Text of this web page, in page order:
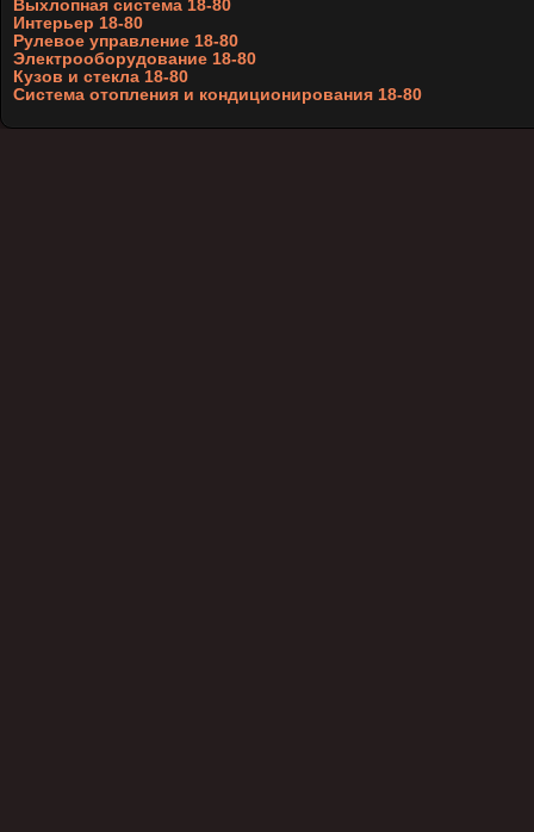
Выхлопная система 18-80
Интерьер 18-80
Рулевое управление 18-80
Электрооборудование 18-80
Кузов и стекла 18-80
Система отопления и кондиционирования 18-80